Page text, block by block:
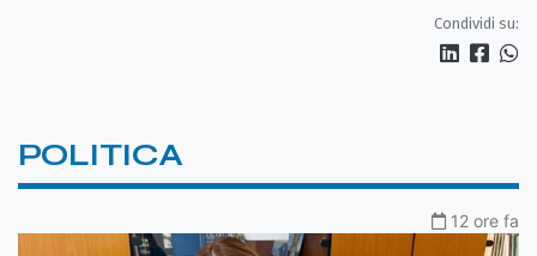
Condividi su:
POLITICA
12 ore fa